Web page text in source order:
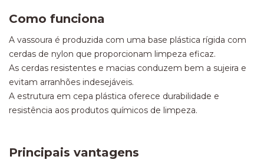
Como funciona
A vassoura é produzida com uma base plástica rígida com
cerdas de nylon que proporcionam limpeza eficaz.
As cerdas resistentes e macias conduzem bem a sujeira e
evitam arranhões indesejáveis.
A estrutura em cepa plástica oferece durabilidade e
resistência aos produtos químicos de limpeza.
Principais vantagens